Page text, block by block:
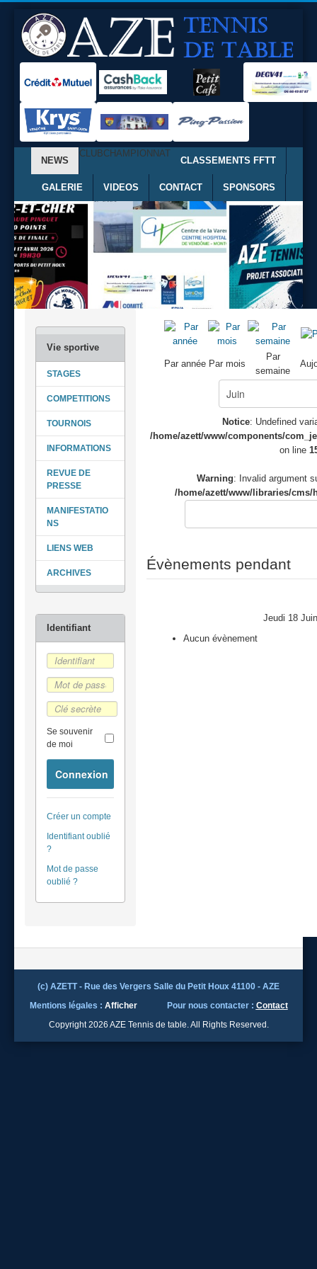
NEWS
CLUBCHAMPIONNAT
CLASSEMENTS FFTT
GALERIE VIDEOS CONTACT SPONSORS
Se souvenir
de moi
Connexion
Créer un compte
Identifiant oublié
?
Mot de passe
oublié ?
STAGES
COMPETITIONS
TOURNOIS
INFORMATIONS
REVUE DE
PRESSE
MANIFESTATIO
NS
LIENS WEB
ARCHIVES
Par année Par mois
Par
semaine
Notice: Undefined
/home/azett/www/components/
on line
Warning: Invalid argument
/home/azett/www/libraries/cms/
Évènements pendant
Jeudi 18
Aucun évènement
(c) AZETT - Rue des Vergers Salle du Petit Houx 41100 - AZE
Mentions légales : Afficher Pour nous contacter : Contact
Copyright 2026 AZE Tennis de table. All Rights Reserved.